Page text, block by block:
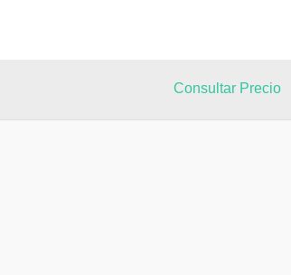
Consultar Precio